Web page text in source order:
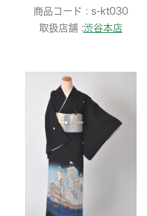
商品コード : s-kt030
取扱店舗 :渋谷本店